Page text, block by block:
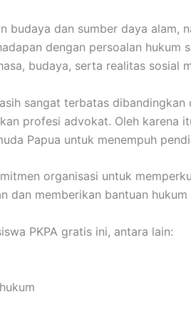
budaya dan sumber daya alam,
dengan persoalan
budaya, serta realitas sosial
sangat terbatas
profesi advokat. Oleh karena
Papua untuk menempuh
organisasi untuk
dan memberikan bantuan
PKPA gratis ini, antara lain: